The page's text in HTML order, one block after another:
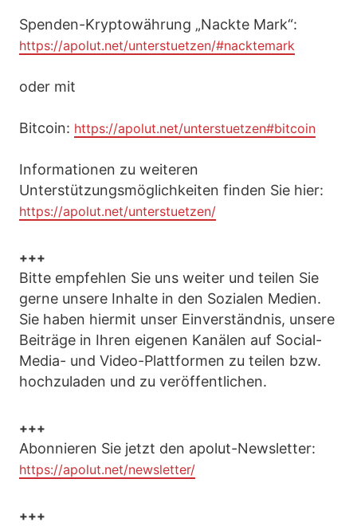
Spenden-Kryptowährung „Nackte Mark“:
https://apolut.net/unterstuetzen/#nacktemark
oder mit
Bitcoin: https://apolut.net/unterstuetzen#bitcoin
Informationen zu weiteren
Unterstützungsmöglichkeiten finden Sie hier:
https://apolut.net/unterstuetzen/
+++
Bitte empfehlen Sie uns weiter und teilen Sie
gerne unsere Inhalte in den Sozialen Medien.
Sie haben hiermit unser Einverständnis, unsere
Beiträge in Ihren eigenen Kanälen auf Social-
Media- und Video-Plattformen zu teilen bzw.
hochzuladen und zu veröffentlichen.
+++
Abonnieren Sie jetzt den apolut-Newsletter:
https://apolut.net/newsletter/
+++